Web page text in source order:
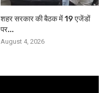
शहर सरकार की बैठक में 19 एजेंडों
पर...
August 4, 2026